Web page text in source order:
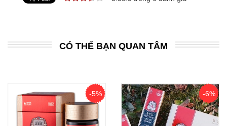
CÓ THỂ BẠN QUAN TÂM
-5% -6%